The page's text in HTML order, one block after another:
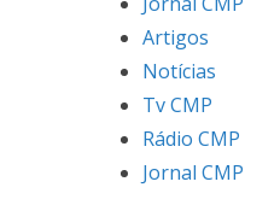
Artigos
Notícias
Tv CMP
Rádio CMP
Jornal CMP